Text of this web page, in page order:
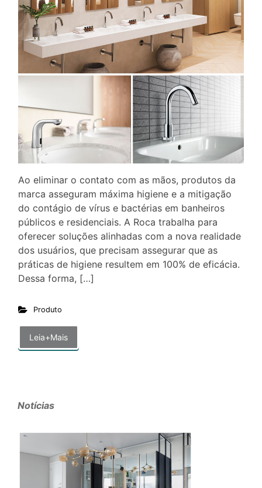
Ao eliminar o contato com as mãos, produtos da
marca asseguram máxima higiene e a mitigação
do contágio de vírus e bactérias em banheiros
públicos e residenciais. A Roca trabalha para
oferecer soluções alinhadas com a nova realidade
dos usuários, que precisam assegurar que as
práticas de higiene resultem em 100% de eficácia.
Dessa forma, […]
Produto
Leia+Mais
Notícias